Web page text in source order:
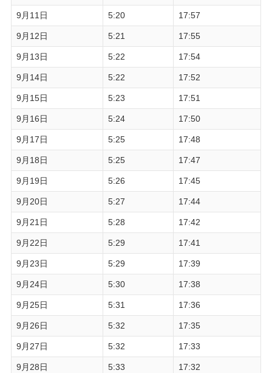
9月11日 5:20 17:57
9月12日 5:21 17:55
9月13日 5:22 17:54
9月14日 5:22 17:52
9月15日 5:23 17:51
9月16日 5:24 17:50
9月17日 5:25 17:48
9月18日 5:25 17:47
9月19日 5:26 17:45
9月20日 5:27 17:44
9月21日 5:28 17:42
9月22日 5:29 17:41
9月23日 5:29 17:39
9月24日 5:30 17:38
9月25日 5:31 17:36
9月26日 5:32 17:35
9月27日 5:32 17:33
9月28日 5:33 17:32